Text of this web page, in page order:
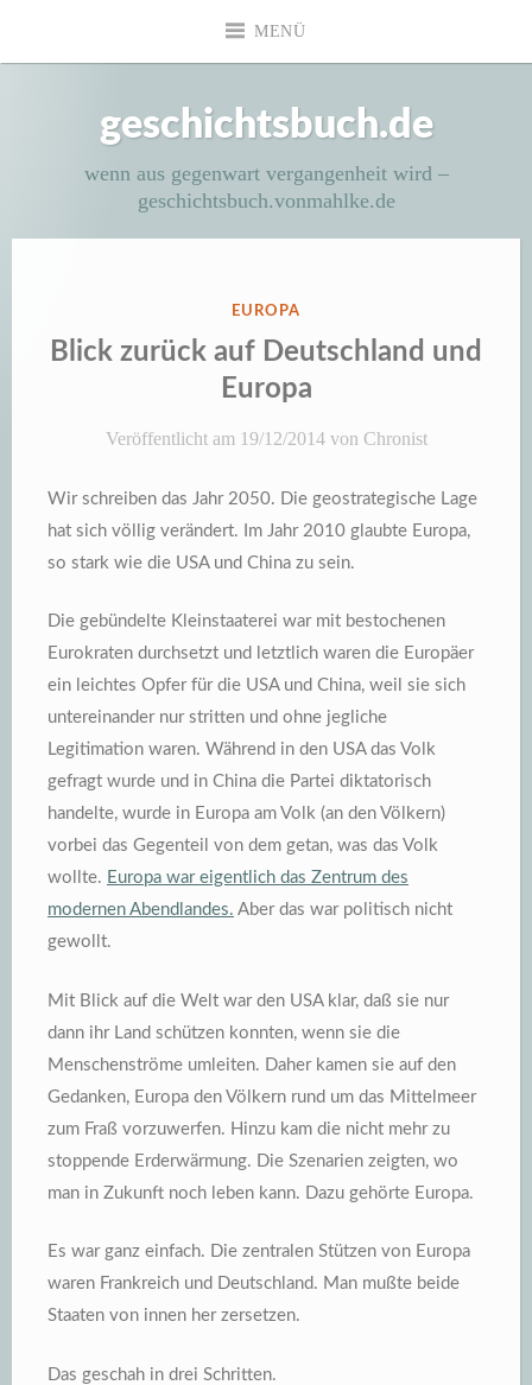
MENÜ
geschichtsbuch.de
wenn aus gegenwart vergangenheit wird –
geschichtsbuch.vonmahlke.de
VERÖFFENTLICHT
IN
EUROPA
Blick zurück auf Deutschland und
Europa
Veröffentlicht am 19/12/2014von Chronist
Wir schreiben das Jahr 2050. Die geostrategische Lage
hat sich völlig verändert. Im Jahr 2010 glaubte Europa,
so stark wie die USA und China zu sein.
Die gebündelte Kleinstaaterei war mit bestochenen
Eurokraten durchsetzt und letztlich waren die Europäer
ein leichtes Opfer für die USA und China, weil sie sich
untereinander nur stritten und ohne jegliche
Legitimation waren. Während in den USA das Volk
gefragt wurde und in China die Partei diktatorisch
handelte, wurde in Europa am Volk (an den Völkern)
vorbei das Gegenteil von dem getan, was das Volk
wollte. Europa war eigentlich das Zentrum des
modernen Abendlandes. Aber das war politisch nicht
gewollt.
Mit Blick auf die Welt war den USA klar, daß sie nur
dann ihr Land schützen konnten, wenn sie die
Menschenströme umleiten. Daher kamen sie auf den
Gedanken, Europa den Völkern rund um das Mittelmeer
zum Fraß vorzuwerfen. Hinzu kam die nicht mehr zu
stoppende Erderwärmung. Die Szenarien zeigten, wo
man in Zukunft noch leben kann. Dazu gehörte Europa.
Es war ganz einfach. Die zentralen Stützen von Europa
waren Frankreich und Deutschland. Man mußte beide
Staaten von innen her zersetzen.
Das geschah in drei Schritten.